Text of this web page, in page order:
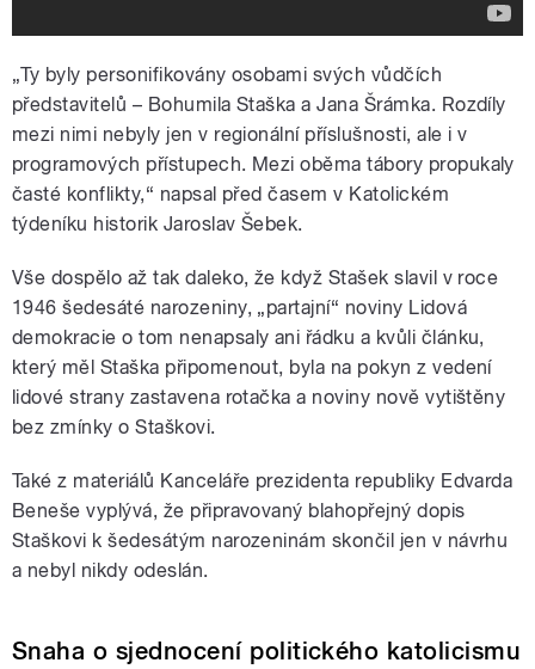
„Ty byly personifikovány osobami svých vůdčích
představitelů – Bohumila Staška a Jana Šrámka. Rozdíly
mezi nimi nebyly jen v regionální příslušnosti, ale i v
programových přístupech. Mezi oběma tábory propukaly
časté konflikty,“ napsal před časem v Katolickém
týdeníku historik Jaroslav Šebek.
Vše dospělo až tak daleko, že když Stašek slavil v roce
1946 šedesáté narozeniny, „partajní“ noviny Lidová
demokracie o tom nenapsaly ani řádku a kvůli článku,
který měl Staška připomenout, byla na pokyn z vedení
lidové strany zastavena rotačka a noviny nově vytištěny
bez zmínky o Staškovi.
Také z materiálů Kanceláře prezidenta republiky Edvarda
Beneše vyplývá, že připravovaný blahopřejný dopis
Staškovi k šedesátým narozeninám skončil jen v návrhu
a nebyl nikdy odeslán.
Snaha o sjednocení politického katolicismu